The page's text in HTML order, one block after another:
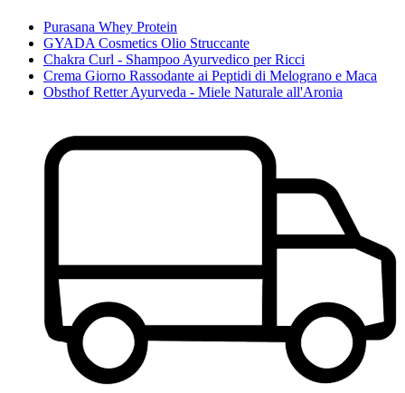
Purasana Whey Protein
GYADA Cosmetics Olio Struccante
Chakra Curl - Shampoo Ayurvedico per Ricci
Crema Giorno Rassodante ai Peptidi di Melograno e Maca
Obsthof Retter Ayurveda - Miele Naturale all'Aronia